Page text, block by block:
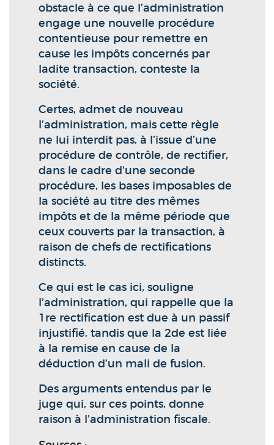
obstacle à ce que l’administration
engage une nouvelle procédure
contentieuse pour remettre en
cause les impôts concernés par
ladite transaction, conteste la
société.
Certes, admet de nouveau
l’administration, mais cette règle
ne lui interdit pas, à l’issue d’une
procédure de contrôle, de rectifier,
dans le cadre d’une seconde
procédure, les bases imposables de
la société au titre des mêmes
impôts et de la même période que
ceux couverts par la transaction, à
raison de chefs de rectifications
distincts.
Ce qui est le cas ici, souligne
l’administration, qui rappelle que la
1re rectification est due à un passif
injustifié, tandis que la 2de est liée
à la remise en cause de la
déduction d’un mali de fusion.
Des arguments entendus par le
juge qui, sur ces points, donne
raison à l’administration fiscale.